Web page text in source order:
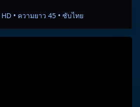
• ความยาว 45 • ซับไทย